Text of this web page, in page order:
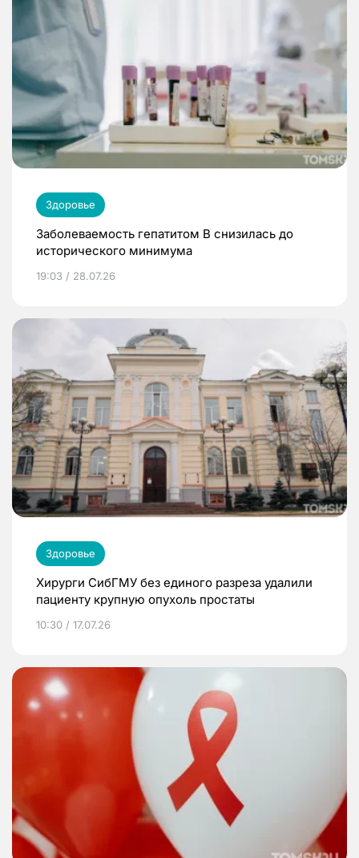
Здоровье
Заболеваемость гепатитом В снизилась до
исторического минимума
19:03 / 28.07.26
Здоровье
Хирурги СибГМУ без единого разреза удалили
пациенту крупную опухоль простаты
10:30 / 17.07.26